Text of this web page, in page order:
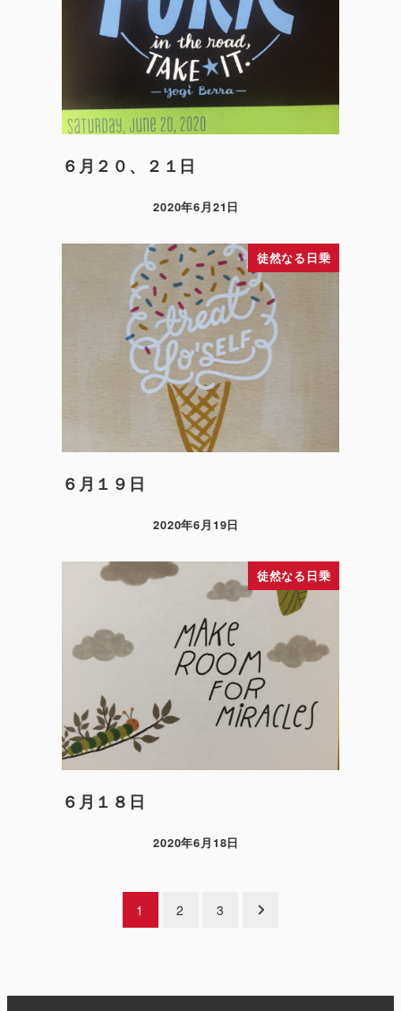
６月２０、２１日
2020年6月21日
徒然なる日乗
６月１９日
2020年6月19日
徒然なる日乗
６月１８日
2020年6月18日
1 2 3